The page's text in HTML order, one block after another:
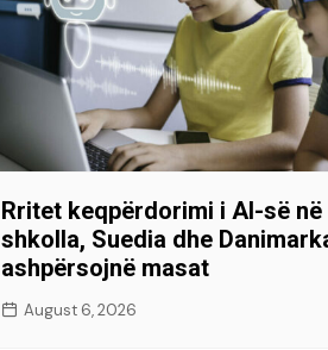
Rritet keqpërdorimi i AI-së në
shkolla, Suedia dhe
ashpërsojnë masat
August 6, 2026